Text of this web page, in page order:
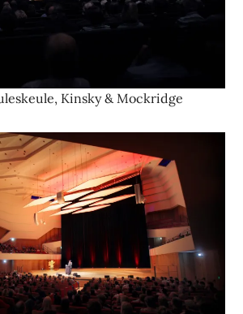
Kinsky & Mockridge